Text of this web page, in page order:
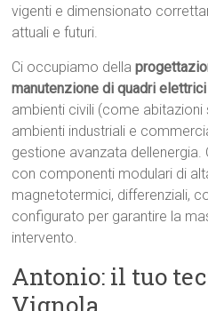
vigenti e dimensionato
attuali e futuri.
Ci occupiamo della
manutenzione di quadri
ambienti civili (come
ambienti industriali e
gestione avanzata
con componenti modulari di
magnetotermici, differenziali,
configurato per garantire la
intervento.
Antonio: il tuo
Vignola